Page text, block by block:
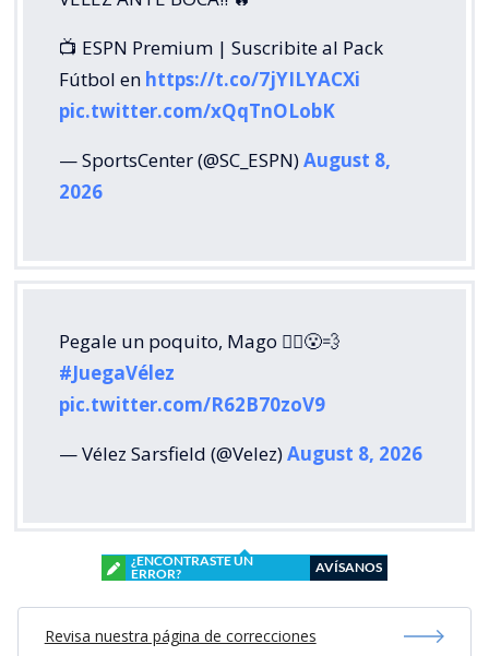
📺 ESPN Premium | Suscribite al Pack
Fútbol en https://t.co/7jYILYACXi
pic.twitter.com/xQqTnOLobK
— SportsCenter (@SC_ESPN)August 8,
2026
Pegale un poquito, Mago 🧙‍♂️😮‍💨
#JuegaVélez
pic.twitter.com/R62B70zoV9
— Vélez Sarsfield (@Velez)August 8, 2026
¿ENCONTRASTE UN
ERROR?
AVÍSANOS
Revisa nuestra página de correcciones